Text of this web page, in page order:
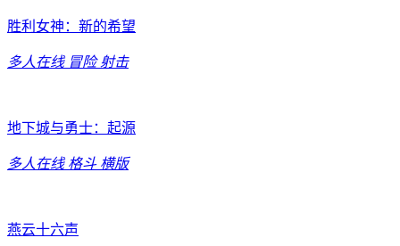
胜利女神：新的希望
多人在线 冒险 射击
地下城与勇士：起源
多人在线 格斗 横版
燕云十六声